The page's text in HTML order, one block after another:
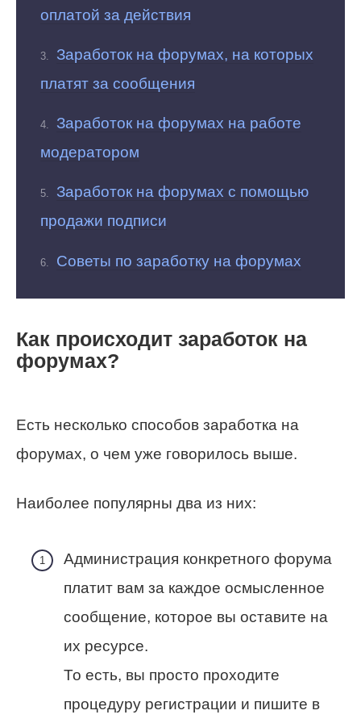
оплатой за действия
Заработок на форумах, на которых
платят за сообщения
Заработок на форумах на работе
модератором
Заработок на форумах с помощью
продажи подписи
Советы по заработку на форумах
Как происходит заработок на
форумах?
Есть несколько способов заработка на
форумах, о чем уже говорилось выше.
Наиболее популярны два из них:
Администрация конкретного форума
платит вам за каждое осмысленное
сообщение, которое вы оставите на
их ресурсе.
То есть, вы просто проходите
процедуру регистрации и пишите в